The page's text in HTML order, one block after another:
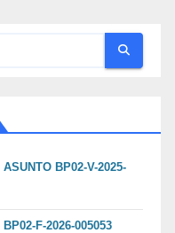
BP02-V-2025-
F-2026-005053